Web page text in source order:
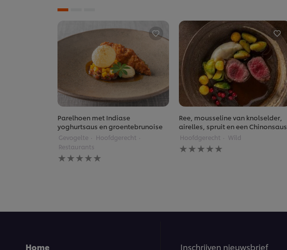
Parelhoen met Indiase
yoghurtsaus en groentebrunoise
Gevogelte
Hoofdgerecht
Restaurants
Geen
beoordelingen
Ree, mousseline van knolselder,
airelles, spruit en een Chinonsaus
Hoofdgerecht Wild
Geen
beoordelingen
Home
Inschrijven nieuwsbrief